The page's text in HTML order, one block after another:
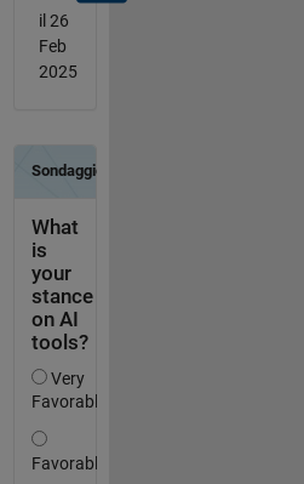
il 26
Feb
2025